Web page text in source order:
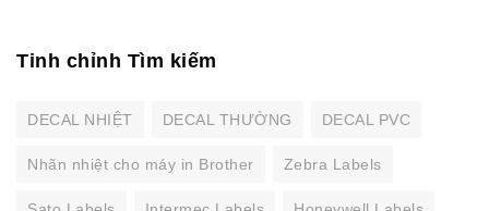
Tinh chỉnh Tìm kiếm
DECAL NHIỆT DECAL THƯỜNG DECAL PVC
Nhãn nhiệt cho máy in Brother Zebra Labels